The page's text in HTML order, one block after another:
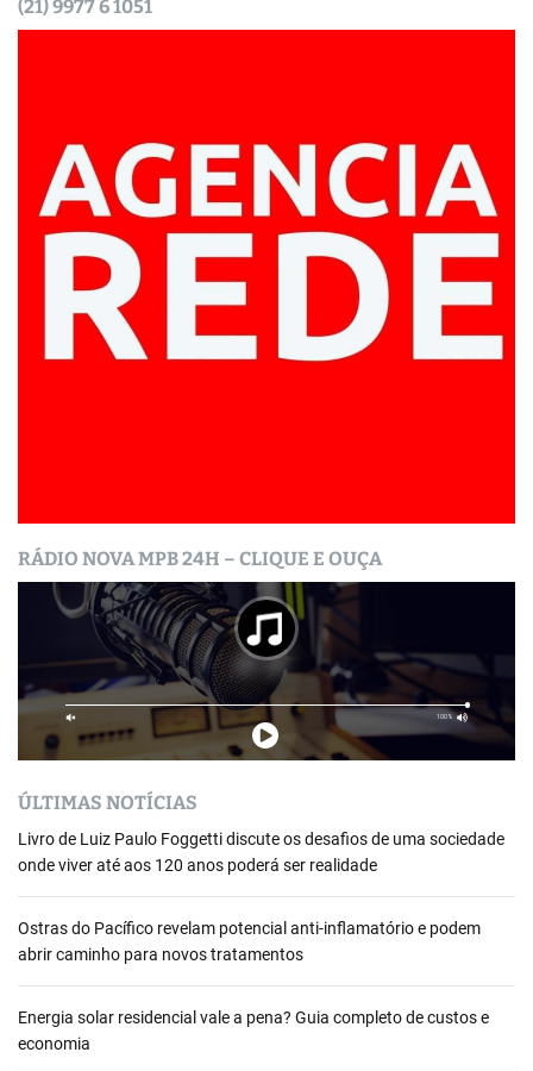
(21) 9977 6 1051
RÁDIO NOVA MPB 24H – CLIQUE E OUÇA
ÚLTIMAS NOTÍCIAS
Livro de Luiz Paulo Foggetti discute os desafios de uma sociedade
onde viver até aos 120 anos poderá ser realidade
Ostras do Pacífico revelam potencial anti-inflamatório e podem
abrir caminho para novos tratamentos
Energia solar residencial vale a pena? Guia completo de custos e
economia